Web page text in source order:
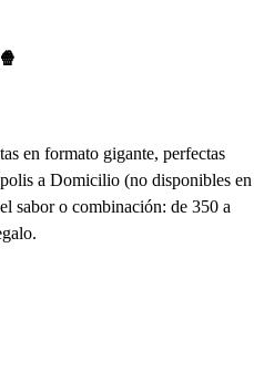
en formato gigante, perfectas
a Domicilio (no disponibles en
sabor o combinación: de 350 a